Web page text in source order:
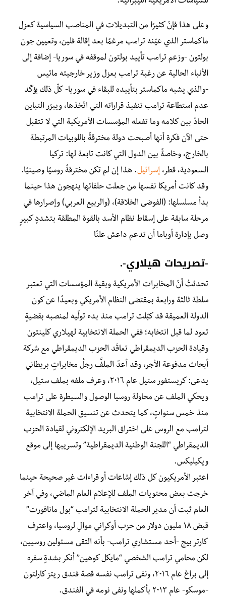
وعلى هذا فإنّ كثيرًا من التبديلات في المناصب السياسية كعزل
ماكماستر الذي عيّنه ترامب مرغمًا بعد إقالة فلين، وتعيين جون
بولتون -وزعم ترامب تأييد بولتون لموقفه في سوريا- إضافة إلى
الأنباء الحالية عن رغبة ترامب بعزل وزير خارجيته ماتيس
-والذي يشبه ماكماستر بتأييده للبقاء في سوريا- كلّ ذلك يؤكّد
عدم استطاعة ترامب تنفيذ قراراته التي اتّخذها، ويبرّر التباين
الحادّ بين كلامه وما تفعله المؤسسات الأمريكية التي لا تتقبل
حتى الآن فكرة أنها أصبحت دولة مخترقةً باللوبيات المرتبطة
بالخارج، وخاصةً بين الدول التي كانت تابعة لها: تركيا
السعودية، قطر، إسرائيل. هذا إن لم تكن مخترقةً روسيًا وصينيًا.
وقد كانت أمريكا نفسها من جعلت حلفائها ينهجون هذا حينما
بدأ مسلسلها: (الفوضى الخلاقة)، (والربيع العربي) وإصرارها في
مرحلة سابقة على إسقاط نظام الأسد بالقوة المطلقة بتشددٍ كبيرٍ
وصل بإدارة أوباما أن تدعم داعش علنًا
-تصريحات هيلاري-.
تحدثتُ أنّ المخابرات الأمريكية وبقية المؤسسات التي تعتبر
سلطة ثالثة ورابعة بمقتضى النظام الأمريكي وبعيدًا عن كون
الدولة العميقة قد كبّلت ترامب منذ بدء تولّيه لمنصبه بقضيةٍ
تعود لما قبل انتخابه؛ ففي الحملة الانتخابية لهيلاري كلينتون
وقيادة الحزب الديمقراطي تعاقَد الحزب الديمقراطي مع شركة
أبحاث مدفوعة الأجر، وقد أعدّ الملفَّ رجلُ مخابراتٍ بريطاني
يدعى: كريستفور ستيل عام ٢٠١٦، وعرف ملفه بملف ستيل،
ويحكي الملف عن محاولة روسيا الوصول والسيطرة على ترامب
منذ خمس سنواتٍ، كما يتحدث عن تنسيق الحملة الانتخابية
لترامب مع الروس على اختراق البريد الإلكتروني لقيادة الحزب
الديمقراطي “اللجنة الوطنية الديمقراطية” وتسريبها إلى موقع
ويكيليكس.
اعتبر الأمريكيون كل ذلك إشاعات أو قراءات غير صحيحة حينما
خرجت بعض محتويات الملف للإعلام العام الماضي، وفي آخر
العام ثبت أن مدير الحملة الانتخابية لترامب “بول مانافورت”
قبض ١٨ مليون دولار من حزب أوكراني موالٍ لروسيا، واعترف
كارتر بيج -أحد مستشاري ترامب- بأنه التقى مسئولين روسيين،
لكن محامي ترامب الشخصي “مايكل كوهين” أنكر بشدةٍ سفره
إلى براغ عام ٢٠١٦، ونفى ترامب نفسه قصة فندق ريتز كارلتون
-موسكو- عام ٢٠١٣ بأكملها ونفى نومه في الفندق.